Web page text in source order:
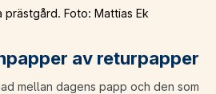
prästgård. Foto: Mattias Ek
av returpapper
mellan dagens papp och den som